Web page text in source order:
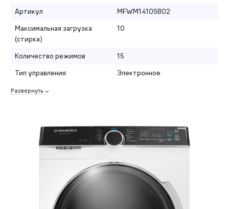
Артикул
MFWM1410SB02
Максимальная загрузка
(стирка)
10
Количество режимов
15
Тип управления
Электронное
Развернуть